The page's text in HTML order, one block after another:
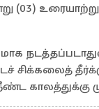
(03)
சிக்கலைத்
காலத்துக்கு